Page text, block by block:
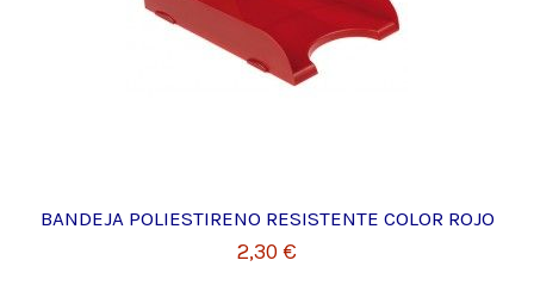
BANDEJA POLIESTIRENO RESISTENTE COLOR ROJO
2,30 €